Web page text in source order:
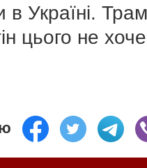
в Україні.
цього не